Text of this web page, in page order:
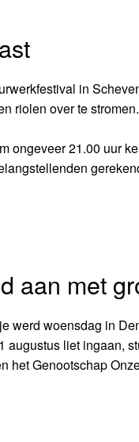
in
riolen over te stromen.
ongeveer 21.00 uur
aan met
werd woensdag in
liet ingaan,
het Genootschap